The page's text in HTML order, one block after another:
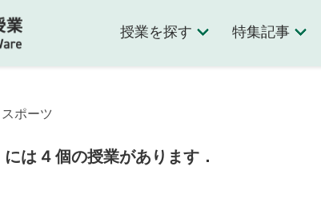
授業を探す 特集記事
スポーツ
は 4 個の授業があります．